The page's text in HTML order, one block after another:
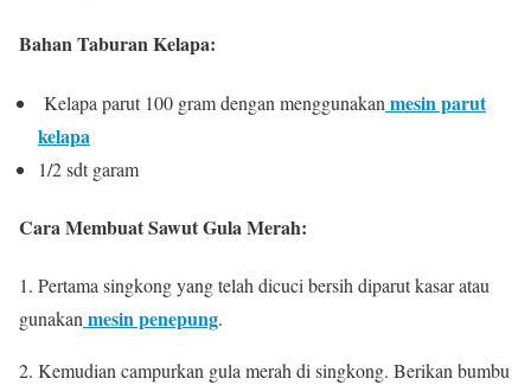
Bahan Taburan Kelapa:
Kelapa parut 100 gram dengan menggunakan mesin parut
kelapa
1/2 sdt garam
Cara Membuat Sawut Gula Merah:
1. Pertama singkong yang telah dicuci bersih diparut kasar atau
gunakanmesin penepung.
2. Kemudian campurkan gula merah di singkong. Berikan bumbu